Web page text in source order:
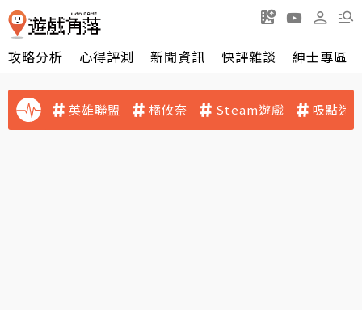
攻略分析 心得評測 新聞資訊 快評雜談 紳士專區
英雄聯盟 橘攸奈 Steam遊戲 吸點迷